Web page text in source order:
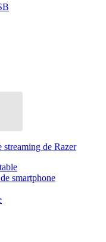
streaming de Razer
smartphone